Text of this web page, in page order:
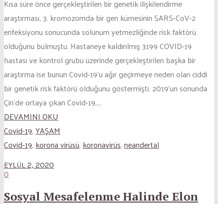
Kısa süre önce gerçekleştirilen bir genetik ilişkilendirme
araştırması, 3. kromozomda bir gen kümesinin SARS-CoV-2
enfeksiyonu sonucunda solunum yetmezliğinde risk faktörü
olduğunu bulmuştu. Hastaneye kaldırılmış 3199 COVID-19
hastası ve kontrol grubu üzerinde gerçekleştirilen başka bir
araştırma ise bunun Covid-19’u ağır geçirmeye neden olan ciddi
bir genetik risk faktörü olduğunu göstermişti. 2019’un sonunda
Çin’de ortaya çıkan Covid-19,...
DEVAMINI OKU
Covid-19,YAŞAM
Covid-19,korona virüsü,koronavirüs,neandertal
EYLÜL 2, 2020
0
Sosyal Mesafelenme Halinde Elon